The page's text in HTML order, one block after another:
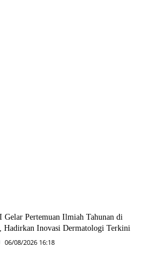
Gelar Pertemuan Ilmiah Tahunan di
Hadirkan Inovasi Dermatologi Terkini
06/08/2026 16:18